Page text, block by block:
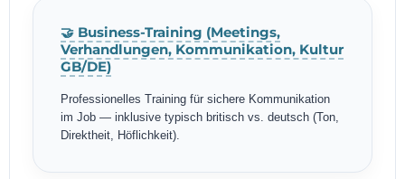
🤝 Business-Training (Meetings,
Verhandlungen, Kommunikation, Kultur
GB/DE)
Professionelles Training für sichere Kommunikation
im Job — inklusive typisch britisch vs. deutsch (Ton,
Direktheit, Höflichkeit).